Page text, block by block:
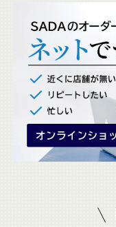
。